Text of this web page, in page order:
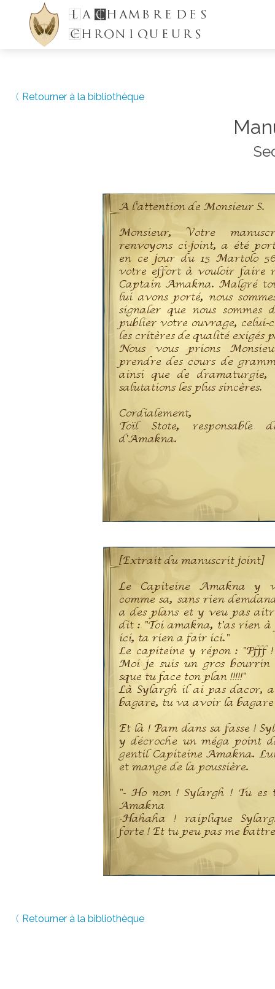
La Chambre des
Chroniqueurs
〈 Retourner à la bibliothèque
〈 Retourner à la bibliothèque